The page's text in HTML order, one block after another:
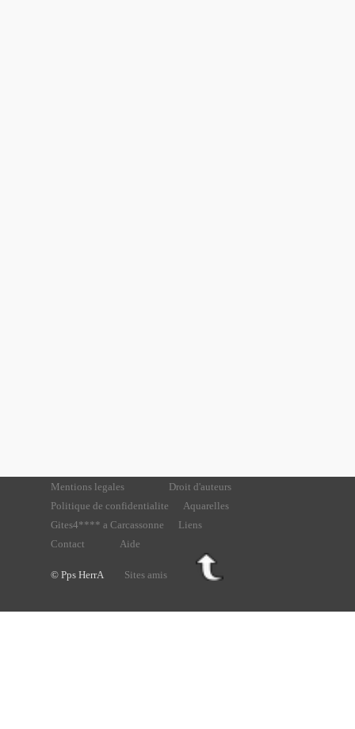
Mentions legales
Droit d'auteurs
Politique de confidentialite
Aquarelles
Gites4**** a Carcassonne
Liens
Contact
Aide
© Pps HerrA Sites amis